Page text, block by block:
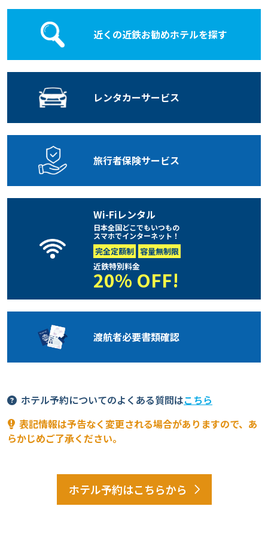
近くの近鉄お勧めホテルを探す
レンタカーサービス
旅行者保険サービス
Wi-Fiレンタル
日本全国どこでもいつもの
スマホでインターネット！
完全定額制 容量無制限
近鉄特別料金
20% OFF!
渡航者必要書類確認
ホテル予約についてのよくある質問はこちら
表記情報は予告なく変更される場合がありますので、あ
らかじめご了承ください。
ホテル予約はこちらから